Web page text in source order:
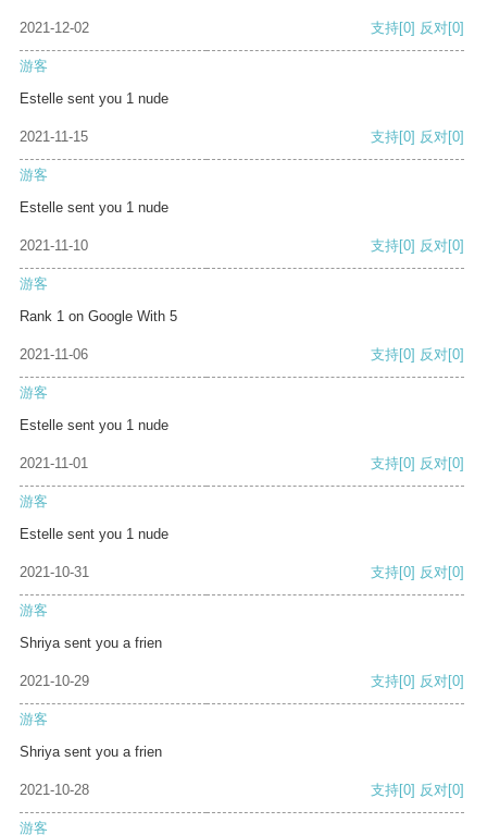
2021-12-02 支持[0] 反对[0]
游客
Estelle sent you 1 nude
2021-11-15 支持[0] 反对[0]
游客
Estelle sent you 1 nude
2021-11-10 支持[0] 反对[0]
游客
Rank 1 on Google With 5
2021-11-06 支持[0] 反对[0]
游客
Estelle sent you 1 nude
2021-11-01 支持[0] 反对[0]
游客
Estelle sent you 1 nude
2021-10-31 支持[0] 反对[0]
游客
Shriya sent you a frien
2021-10-29 支持[0] 反对[0]
游客
Shriya sent you a frien
2021-10-28 支持[0] 反对[0]
游客